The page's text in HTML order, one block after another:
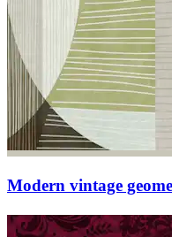
Modern vintage